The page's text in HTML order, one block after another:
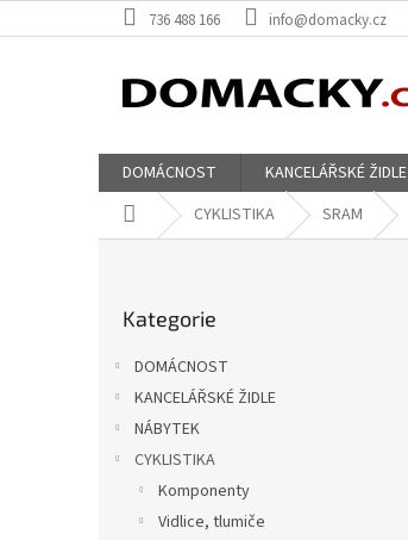
na
736 488 166 info@domacky.cz
DOMÁCNOST KANCELÁŘSKÉ ŽIDLE
Domů CYKLISTIKA SRAM
kategorie
Kategorie
DOMÁCNOST
KANCELÁŘSKÉ ŽIDLE
NÁBYTEK
CYKLISTIKA
Komponenty
Vidlice, tlumiče